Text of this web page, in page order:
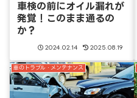
車検の前にオイル漏れが
発覚！このまま通るの
か？
2024.02.14 2025.08.19
車のトラブル・メンテナンス